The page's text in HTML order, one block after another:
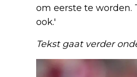
om eerste te worden.
ook.'
Tekst gaat verder